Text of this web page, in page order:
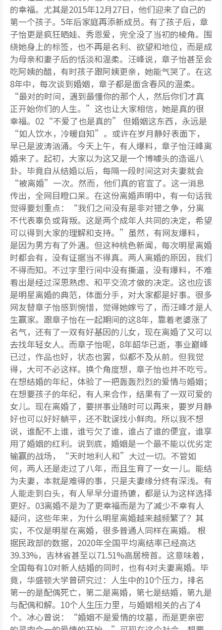
的幸福。尤其是2015年12月27日，他们迎来了自己的
第一个孩子。5年后家庭再添新成员。有了孩子后，章
子怡更是疯狂晒娃、秀恩爱，完全没了当初的棱角。围
绕她身上的标签，也不再是名利、欲望和地位，而是成
为母亲和妻子后的恬淡和温柔。汪峰说，章子怡甚至会
吃阿姨的醋，有时孩子跟阿姨更亲，她能气哭了。在这
8年中，每次谈到婚姻，章子都是面含春风的温柔。
“最对的时间，遇到最懂你的那个人，然后你们才真
正开始你们的人生。”这也让大家相信，她是真的很
幸福。02“不爱了也是真的” 但婚姻这东西，永远是
“如人饮水，冷暖自知”。或许在岁月静好表面下，
早已是波涛汹涌。今天上午，有人爆料，章子怡汪峰离
婚来了。起初，大家以为这又是一个博噱头的造谣八
卦。毕竟自从结婚以后，每隔一段时间这对夫妻就会
“被离婚”一次。然而，他们真的官宣了。这一消息
传出，全网目瞪口呆。在这份离婚声明中，有一句话我
觉得要划重点：“我们之间没有是非对错之争，分离
不代表辜负或背叛。这是两个成年人共同的决定，希望
可以得到大家的理解和支持。”虽然，有网友爆料，
是因为男方有了外遇。但这种桃色新闻，每次明星离婚
时都会有，没有证据当不得真。两人离婚的原因，我们
不得而知。不过字里行间中没有撕逼，没有爆料，不难
看出是经过深思熟虑、和平交流才做的决定。这也应该
是明星离婚的典范，体面分手，对大家都是好事。很多
网友替章子怡感到惋惜，觉得她嫁亏了，而汪峰才是人
生赢家。跟章子怡在一起期间的这8年，靠着老婆涨了
名气，还有了一双有好基因的儿女，现在离婚了又可以
去找年轻女人。而章子怡呢，8年韶华已逝，事业巅峰
已过，作品也好，状态也罢，似都不及从前。但我觉
得，大可不必这样。换个角度想，章子怡也并不吃亏。
在想结婚的年纪，体验了一把轰轰烈烈的爱情与婚姻；
在想要孩子的年纪，有人来合作，结果有了一双可爱的
女儿。现在离婚了，要拼事业随时可以再来，要岁月静
好也可以好好躺平，还不耽误找小鲜肉。所以我不想
说，谁配不上谁，谁亏欠了谁，谁占了谁的便宜，谁享
用了婚姻的红利。说到底，婚姻是一个最不能以优劣定
输赢的战场，“天时地利人和”大过一切。不管如
何，两人还是走过了八年，而且生育了一女一儿。能结
为夫妻，本就是难得的事，只是夫妻缘分终有深浅。有
人能走到白头，有人早早分道扬镳，都是认为这样选择
更好。03离婚不是为了更幸福而是为了减少不幸有人
疑问，这些年来，为什么明星离婚越来越频繁了？其
实，不仅是明星在离婚，很多普通人同样在离婚。 根
据民政部的数据，2020年全国平均离结率已经高达
39.33%，吉林省甚至以71.51%高居榜首。这意味着，
全国每有10对新人结婚的同时，也有4对夫妻离婚。毕
竟，华盛顿大学曾研究过：人生中的10个压力，排名
第一的是配偶死亡，第二是离婚，第七是结婚，第九是
与配偶和解。10个人生压力里，与婚姻相关的占了4
个。冰心曾说：“婚姻不是爱情的坟墓，而是更亲密